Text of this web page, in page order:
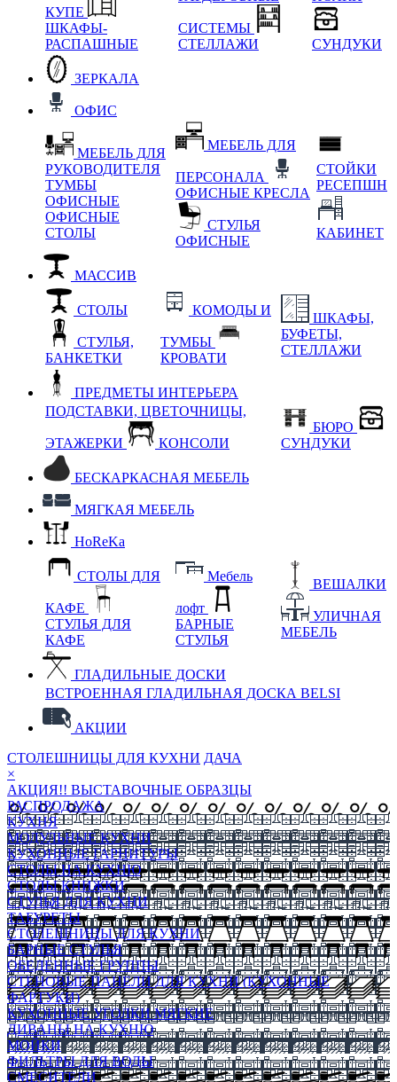
КУПЕ
ШКАФЫ-
РАСПАШНЫЕ
СИСТЕМЫ
СТЕЛЛАЖИ
СУНДУКИ
ЗЕРКАЛА
ОФИС
МЕБЕЛЬ ДЛЯ
РУКОВОДИТЕЛЯ
ТУМБЫ
ОФИСНЫЕ
ОФИСНЫЕ
СТОЛЫ
МЕБЕЛЬ ДЛЯ
ПЕРСОНАЛА
ОФИСНЫЕ КРЕСЛА
СТУЛЬЯ
ОФИСНЫЕ
СТОЙКИ
РЕСЕПШН
КАБИНЕТ
МАССИВ
СТОЛЫ
СТУЛЬЯ,
БАНКЕТКИ
КОМОДЫ И
ТУМБЫ
КРОВАТИ
ШКАФЫ,
БУФЕТЫ,
СТЕЛЛАЖИ
ПРЕДМЕТЫ ИНТЕРЬЕРА
ПОДСТАВКИ, ЦВЕТОЧНИЦЫ,
ЭТАЖЕРКИ КОНСОЛИ
БЮРО
СУНДУКИ
БЕСКАРКАСНАЯ МЕБЕЛЬ
МЯГКАЯ МЕБЕЛЬ
HoReKa
СТОЛЫ ДЛЯ
КАФЕ
СТУЛЬЯ ДЛЯ
КАФЕ
Мебель
лофт
БАРНЫЕ
СТУЛЬЯ
ВЕШАЛКИ
УЛИЧНАЯ
МЕБЕЛЬ
ГЛАДИЛЬНЫЕ ДОСКИ
ВСТРОЕННАЯ ГЛАДИЛЬНАЯ ДОСКА BELSI
АКЦИИ
СТОЛЕШНИЦЫ ДЛЯ КУХНИ ДАЧА
×
АКЦИЯ!! ВЫСТАВОЧНЫЕ ОБРАЗЦЫ
РАСПРОДАЖА
КУХНЯ
МОДУЛЬНЫЕ КУХНИ
КУХОННЫЕ ГАРНИТУРЫ
СТОЛЫ НА КУХНЮ
СТОЛЫ КНИЖКИ
СТУЛЬЯ ДЛЯ КУХНИ
ТАБУРЕТЫ
СТОЛЕШНИЦЫ ДЛЯ КУХНИ
БАРНЫЕ СТУЛЬЯ
ОБЕДЕННЫЕ ГРУППЫ
СТЕНОВЫЕ ПАНЕЛИ ДЛЯ КУХНИ (КУХОННЫЕ
ФАРТУКИ)
КУХОННЫЕ УГОЛКИ МЯГКИЕ
ДИВАНЫ НА КУХНЮ
МОЙКИ
ФИЛЬТРЫ ДЛЯ ВОДЫ
СМЕСИТЕЛИ